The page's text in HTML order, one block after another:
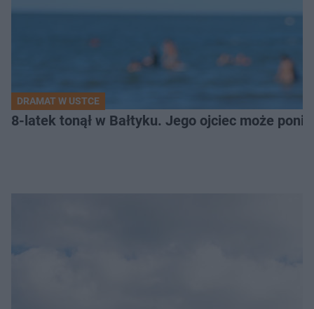
DRAMAT W USTCE
8-latek tonął w Bałtyku. Jego ojciec może